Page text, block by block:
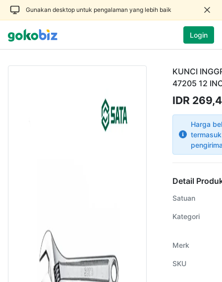
Gunakan desktop untuk pengalaman yang lebih baik
Login
KUNCI
47205 12
IDR
Harga
Detail
Satuan
Kategori
Merk
SKU